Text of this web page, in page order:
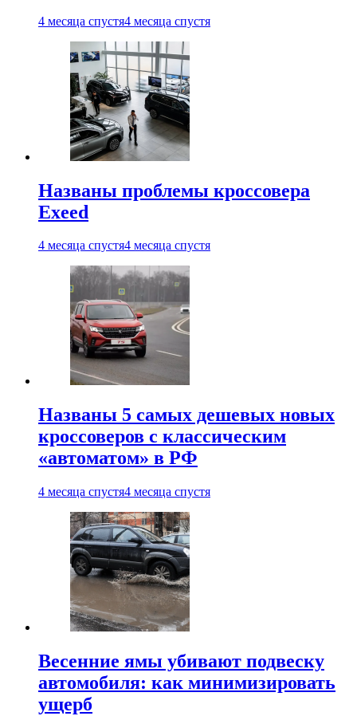
4 месяца спустя4 месяца спустя
Названы проблемы кроссовера
Exeed
4 месяца спустя4 месяца спустя
Названы 5 самых дешевых новых
кроссоверов с классическим
«автоматом» в РФ
4 месяца спустя4 месяца спустя
Весенние ямы убивают подвеску
автомобиля: как минимизировать
ущерб